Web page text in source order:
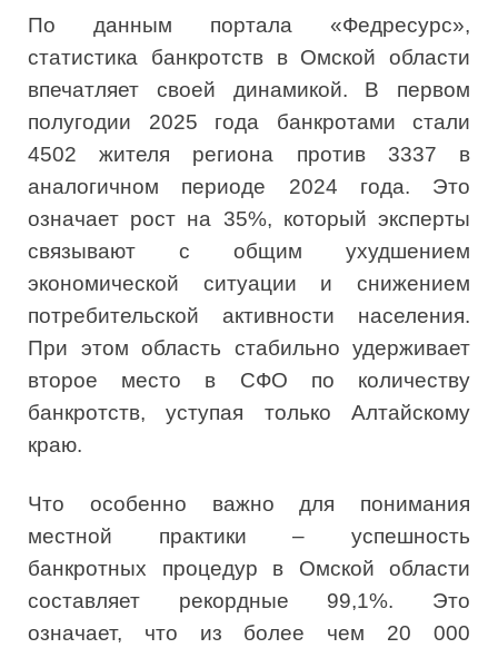
По данным портала «Федресурс»,
статистика банкротств в Омской области
впечатляет своей динамикой. В первом
полугодии 2025 года банкротами стали
4502 жителя региона против 3337 в
аналогичном периоде 2024 года. Это
означает рост на 35%, который эксперты
связывают с общим ухудшением
экономической ситуации и снижением
потребительской активности населения.
При этом область стабильно удерживает
второе место в СФО по количеству
банкротств, уступая только Алтайскому
краю.
Что особенно важно для понимания
местной практики – успешность
банкротных процедур в Омской области
составляет рекордные 99,1%. Это
означает, что из более чем 20 000